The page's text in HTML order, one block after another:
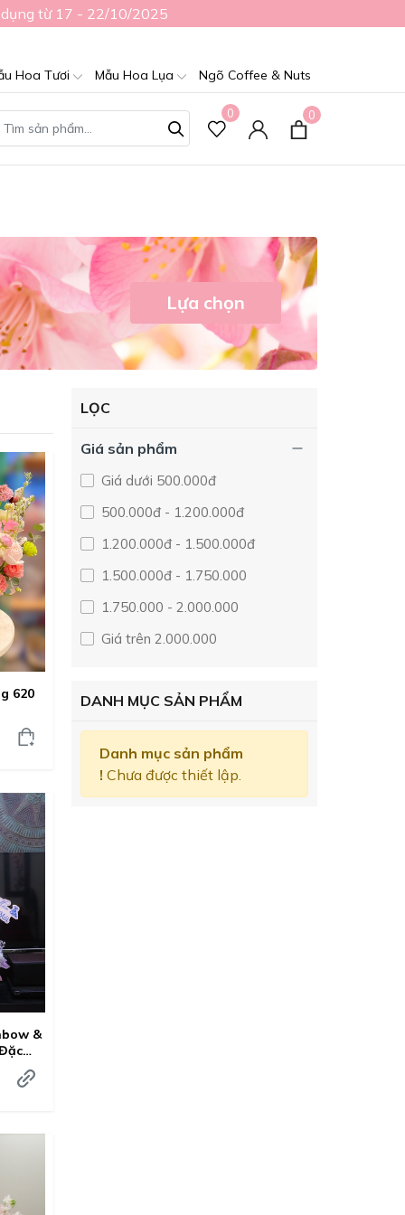
từ 17 - 22/10/2025
Hoa Tươi Mẫu Hoa Lụa Ngõ Coffee & Nuts
0 0
Lựa chọn
620
&
LỌC
Giá sản phẩm
Giá dưới 500.000đ
500.000đ - 1.200.000đ
1.200.000đ - 1.500.000đ
1.500.000đ - 1.750.000
1.750.000 - 2.000.000
Giá trên 2.000.000
DANH MỤC SẢN PHẨM
Danh mục sản phẩm
! Chưa được thiết lập.